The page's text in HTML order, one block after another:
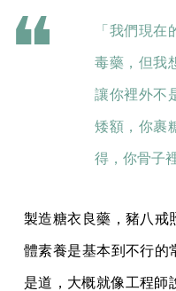
「我們現
毒藥，但我
讓你裡外不
矮額，你裹
得，你骨子
製造糖衣良藥，豬八戒
體素養是基本到不行的
是道，大概就像工程師